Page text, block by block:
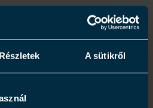
Részletek A sütikről
egyszerre ötvöződik
az utazásai során